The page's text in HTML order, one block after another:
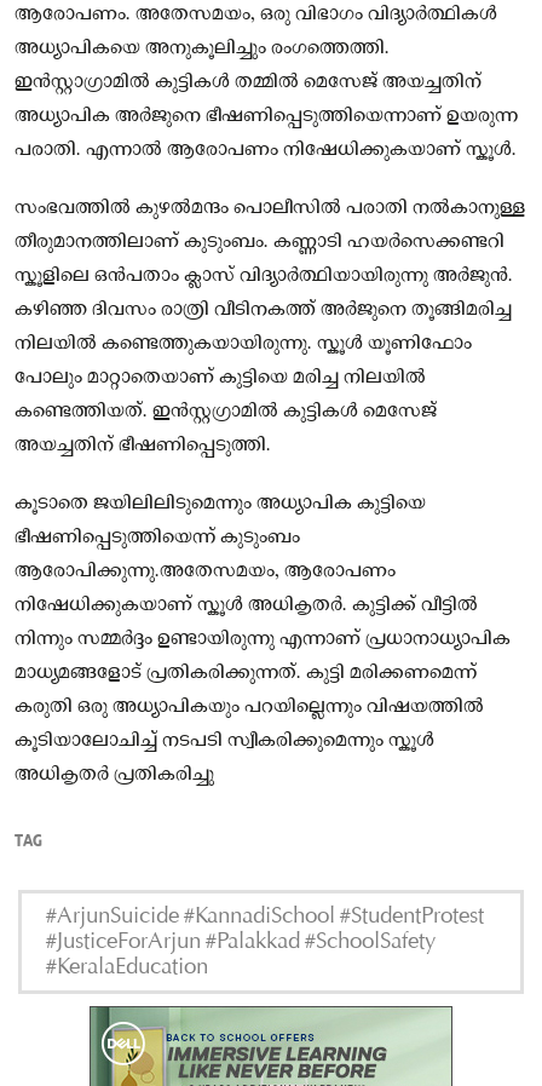
ആരോപണം. അതേസമയം, ഒരു വിഭാഗം വിദ്യാര്‍ത്ഥികള്‍
അധ്യാപികയെ അനുകൂലിച്ചും രംഗത്തെത്തി.
ഇൻസ്റ്റാഗ്രാമിൽ കുട്ടികൾ തമ്മിൽ മെസേജ് അയച്ചതിന്
അധ്യാപിക അർജുനെ ഭീഷണിപ്പെടുത്തിയെന്നാണ് ഉയരുന്ന
പരാതി. എന്നാൽ ആരോപണം നിഷേധിക്കുകയാണ് സ്കൂൾ.
സംഭവത്തിൽ കുഴൽമന്ദം പൊലീസിൽ പരാതി നൽകാനുള്ള
തീരുമാനത്തിലാണ് കുടുംബം. കണ്ണാടി ഹയര്‍‌സെക്കണ്ടറി
സ്കൂളിലെ ഒന്‍പതാം ക്ലാസ് വിദ്യാര്‍ത്ഥിയായിരുന്നു അര്‍ജുൻ.
കഴിഞ്ഞ ദിവസം രാത്രി വീടിനകത്ത് അര്‍ജുനെ തൂങ്ങിമരിച്ച
നിലയിൽ കണ്ടെത്തുകയായിരുന്നു. സ്കൂള്‍ യൂണിഫോം
പോലും മാറ്റാതെയാണ് കുട്ടിയെ മരിച്ച നിലയിൽ
കണ്ടെത്തിയത്. ഇൻസ്റ്റ​ഗ്രാമിൽ കുട്ടികൾ മെസേജ്
അയച്ചതിന് ഭീഷണിപ്പെടുത്തി.
കൂടാതെ ജയിലിലിടുമെന്നും അധ്യാപിക കുട്ടിയെ
ഭീഷണിപ്പെടുത്തിയെന്ന് കുടുംബം
ആരോപിക്കുന്നു.അതേസമയം, ആരോപണം
നിഷേധിക്കുകയാണ് സ്കൂൾ അധികൃതര്‍. കുട്ടിക്ക് വീട്ടിൽ
നിന്നും സമ്മർദ്ദം ഉണ്ടായിരുന്നു എന്നാണ് പ്രധാനാധ്യാപിക
മാധ്യമങ്ങളോട് പ്രതികരിക്കുന്നത്. കുട്ടി മരിക്കണമെന്ന്
കരുതി ഒരു അധ്യാപികയും പറയില്ലെന്നും വിഷയത്തില്‍
കൂടിയാലോചിച്ച് നടപടി സ്വീകരിക്കുമെന്നും സ്കൂൾ
അധികൃതര്‍ പ്രതികരിച്ചു
TAG
#ArjunSuicide #KannadiSchool #StudentProtest
#JusticeForArjun #Palakkad #SchoolSafety
#KeralaEducation